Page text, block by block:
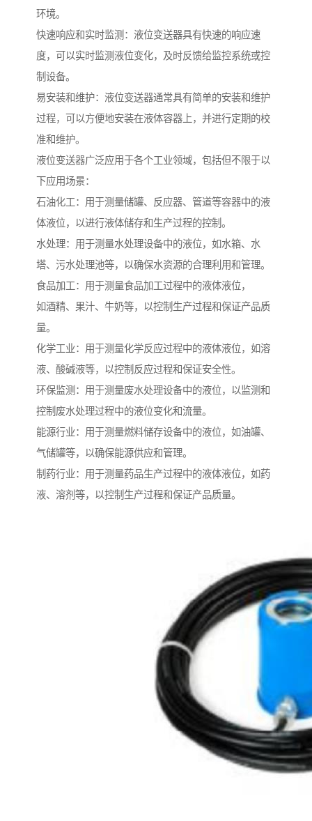
环境。
快速响应和实时监测：液位变送器具有快速的响应速
度，可以实时监测液位变化，及时反馈给监控系统或控
制设备。
易安装和维护：液位变送器通常具有简单的安装和维护
过程，可以方便地安装在液体容器上，并进行定期的校
准和维护。
液位变送器广泛应用于各个工业领域，包括但不限于以
下应用场景：
石油化工：用于测量储罐、反应器、管道等容器中的液
体液位，以进行液体储存和生产过程的控制。
水处理：用于测量水处理设备中的液位，如水箱、水
塔、污水处理池等，以确保水资源的合理利用和管理。
食品加工：用于测量食品加工过程中的液体液位，
如酒精、果汁、牛奶等，以控制生产过程和保证产品质
量。
化学工业：用于测量化学反应过程中的液体液位，如溶
液、酸碱液等，以控制反应过程和保证安全性。
环保监测：用于测量废水处理设备中的液位，以监测和
控制废水处理过程中的液位变化和流量。
能源行业：用于测量燃料储存设备中的液位，如油罐、
气储罐等，以确保能源供应和管理。
制药行业：用于测量药品生产过程中的液体液位，如药
液、溶剂等，以控制生产过程和保证产品质量。